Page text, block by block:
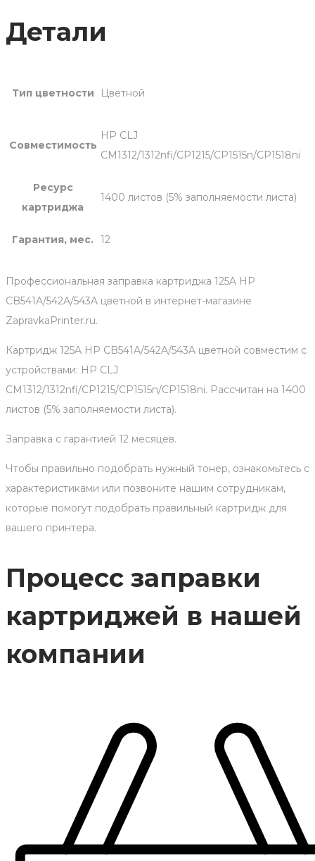
Детали
Тип цветности Цветной
Совместимость
HP CLJ
CM1312/1312nfi/CP1215/CP1515n/CP1518ni
Ресурс
картриджа
1400 листов (5% заполняемости листа)
Гарантия, мес. 12
Профессиональная заправка картриджа 125A HP
CB541A/542A/543A цветной в интернет-магазине
ZapravkaPrinter.ru.
Картридж 125A HP CB541A/542A/543A цветной совместим с
устройствами: HP CLJ
CM1312/1312nfi/CP1215/CP1515n/CP1518ni. Рассчитан на 1400
листов (5% заполняемости листа).
Заправка с гарантией 12 месяцев.
Чтобы правильно подобрать нужный тонер, ознакомьтесь с
характеристиками или позвоните нашим сотрудникам,
которые помогут подобрать правильный картридж для
вашего принтера.
Процесс заправки
картриджей в нашей
компании